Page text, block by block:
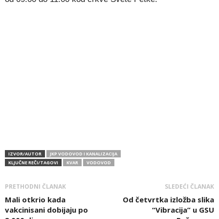
IZVOR/AUTOR
JKP VODOVOD I KANALIZACIJA
KLJUČNE REČI/TAGOVI
KVAR VODOVOD
PRETHODNI ČLANAK
Mali otkrio kada
vakcinisani dobijaju po
SLEDEĆI ČLANAK
Od četvrtka izložba slika
“Vibracija” u GSU